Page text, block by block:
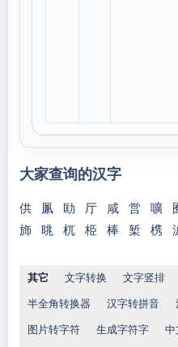
大家查询的汉字
供 凲 劻 厅 咸 営 嚝
斾
晀 杌 栕 棒 椠 槜
其它 文字转换 文字竖排
半全角转换器 汉字转拼音
图片转字符 生成字符字 中